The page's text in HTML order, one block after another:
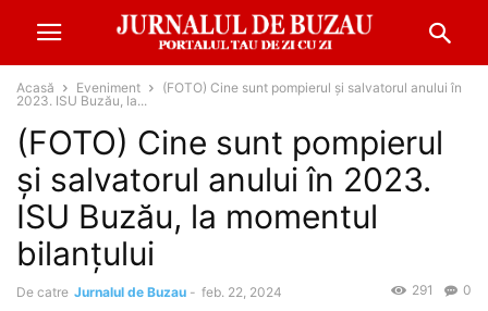
Acasă Eveniment
(FOTO) Cine sunt pompierul și salvatorul anului în
2023. ISU Buzău, la...
(FOTO) Cine sunt pompierul
și salvatorul anului în 2023.
ISU Buzău, la momentul
bilanțului
De catre Jurnalul de Buzau - feb. 22, 2024 0
291